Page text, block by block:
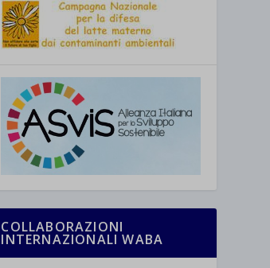
COLLABORAZIONI
INTERNAZIONALI WABA